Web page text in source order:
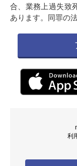
合、業務上過失致
あります。同罪の
利